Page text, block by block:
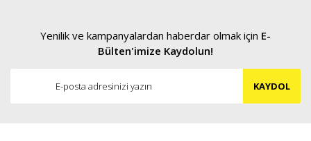
Yenilik ve kampanyalardan haberdar olmak için E-
Bülten'imize Kaydolun!
KAYDOL